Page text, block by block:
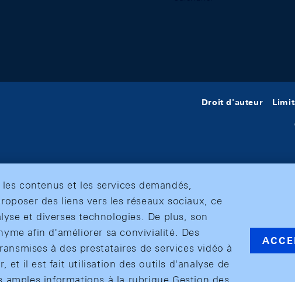
Droit d'auteur
contenus et les services demandés,
des liens vers les réseaux sociaux, ce
et diverses technologies. De plus, son
afin d'améliorer sa convivialité. Des
à des prestataires de services vidéo à
et il est fait utilisation des outils d'analyse de